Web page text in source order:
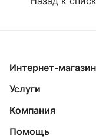
Интернет-магазин
Услуги
Компания
Помощь